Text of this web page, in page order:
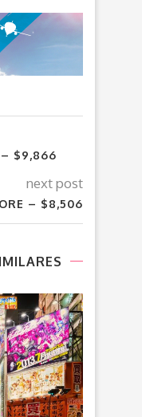
– $9,866
next post
– $8,506